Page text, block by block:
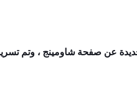
جديدة عن صفحة شاومينج ، وتم